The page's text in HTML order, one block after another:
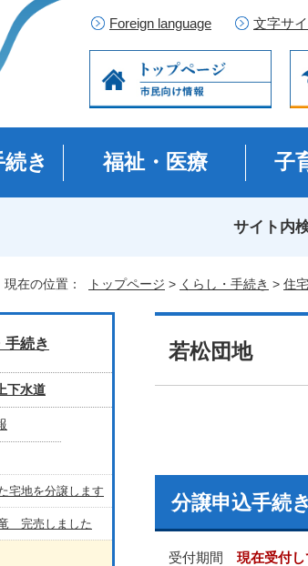
Foreign language 文字サ
き 福祉・医療 子
サイト内
現在の位置： トップページ > くらし・手続き > 住
若松団地
分譲申込手続き
受付期間 現在受付
手続き
下水道
宅地を分譲します
完売しました